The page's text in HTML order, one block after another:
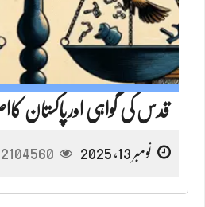
قدس کی گواہی اورپاکستان
نومبر 13, 2025 2104560